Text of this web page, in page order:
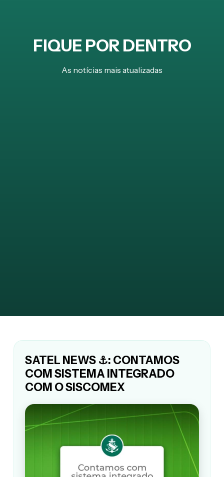
FIQUE POR DENTRO
As notícias mais atualizadas
SATEL NEWS ⚓: CONTAMOS
COM SISTEMA INTEGRADO
COM O SISCOMEX